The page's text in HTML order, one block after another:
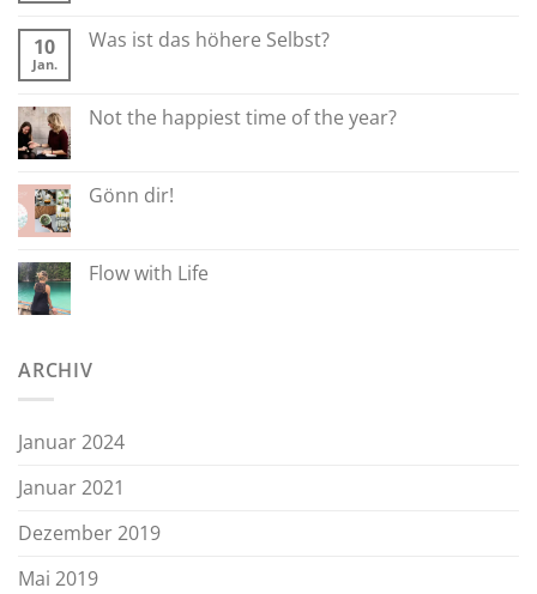
10
Jan.
Was ist das höhere Selbst?
Not the happiest time of the year?
Gönn dir!
Flow with Life
ARCHIV
Januar 2024
Januar 2021
Dezember 2019
Mai 2019